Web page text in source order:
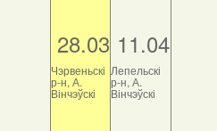
28.03
Чэрвеньскі
р-н, А.
Вінчэўскі
11.04
Лепельскі
р-н, А.
Вінчэўскі